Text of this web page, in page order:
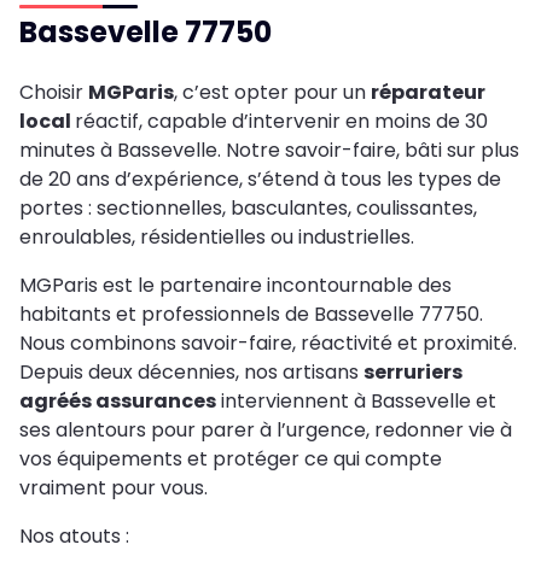
Bassevelle 77750
Choisir MGParis, c’est opter pour un réparateur
local réactif, capable d’intervenir en moins de 30
minutes à Bassevelle. Notre savoir-faire, bâti sur plus
de 20 ans d’expérience, s’étend à tous les types de
portes : sectionnelles, basculantes, coulissantes,
enroulables, résidentielles ou industrielles.
MGParis est le partenaire incontournable des
habitants et professionnels de Bassevelle 77750.
Nous combinons savoir-faire, réactivité et proximité.
Depuis deux décennies, nos artisans serruriers
agréés assurancesinterviennent à Bassevelle et
ses alentours pour parer à l’urgence, redonner vie à
vos équipements et protéger ce qui compte
vraiment pour vous.
Nos atouts :